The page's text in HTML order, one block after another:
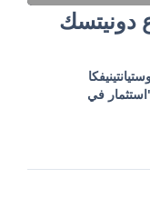
دونيتسك
في